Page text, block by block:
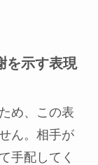
を示す表現
め、この表
ん。相手が
手配してく